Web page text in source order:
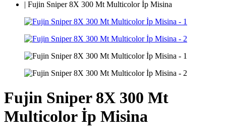
| Fujin Sniper 8X 300 Mt Multicolor İp Misina
Fujin Sniper 8X 300 Mt
Multicolor İp Misina